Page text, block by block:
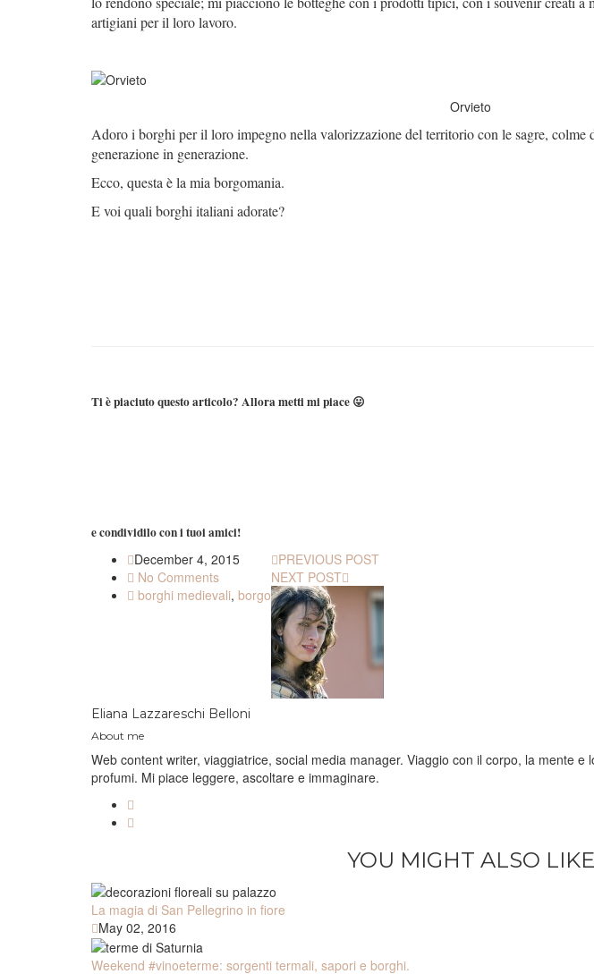
artigiani per il loro lavoro.
Orvieto
Adoro i borghi per il loro impegno nella valorizzazione del territorio con lesagre, colme
generazione in generazione.
Ecco, questa è la mia borgomania.
E voi quali borghi italiani adorate?
Ti è piaciuto questo articolo? Allora metti mi piace 😛
e condividilo con i tuoi amici!
December 4, 2015
No Comments
borghi medievali, borgo
PREVIOUS POST
NEXT POST
Eliana Lazzareschi Belloni
About me
Web content writer, viaggiatrice, social media manager. Viaggio con il corpo, la mente
profumi. Mi piace leggere, ascoltare e immaginare.
YOU MIGHT ALSO LIKE
La magia di San Pellegrino in fiore
May 02, 2016
Weekend #vinoeterme: sorgenti termali, sapori e borghi.